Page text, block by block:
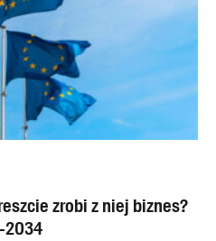
zrobi z niej biznes?
2034